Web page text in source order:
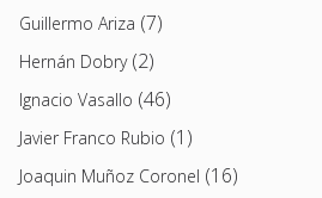
Guillermo Ariza (7)
Hernán Dobry(2)
Ignacio Vasallo (46)
Javier Franco Rubio (1)
Joaquin Muñoz Coronel (16)